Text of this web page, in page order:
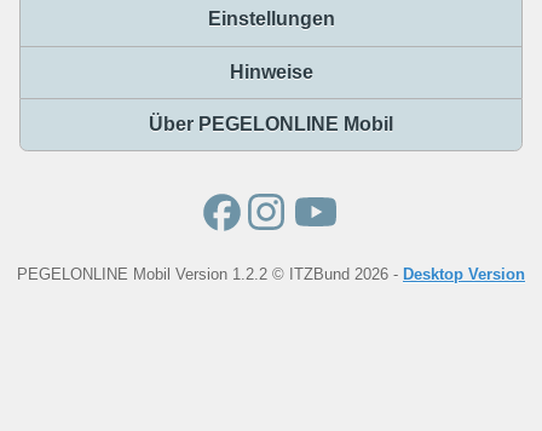
Einstellungen
Hinweise
Über PEGELONLINE Mobil
PEGELONLINE Mobil Version 1.2.2 © ITZBund 2026 - Desktop Version